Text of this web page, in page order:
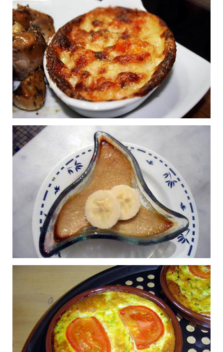
mars
Publié le 23/01/2016 à 10:42
0
Muffins à la noix de
coco
Publié le 17/01/2016 à 22:44
0
Gratin de courge
butternut
Publié le 17/01/2016 à 22:41